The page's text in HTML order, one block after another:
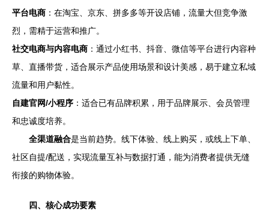
平台电商 ：在淘宝、京东、拼多多等开设店铺，流量大但竞争激
烈，需精于运营和推广。
社交电商与内容电商 ：通过小红书、抖音、微信等平台进行内容种
草、直播带货，适合展示产品使用场景和设计美感，易于建立私域
流量和用户黏性。
自建官网/小程序 ：适合已有品牌积累，用于品牌展示、会员管理
和忠诚度培养。
全渠道融合是当前趋势。线下体验、线上购买，或线上下单、
社区自提/配送，实现流量互补与数据打通，能为消费者提供无缝
衔接的购物体验。
四、核心成功要素